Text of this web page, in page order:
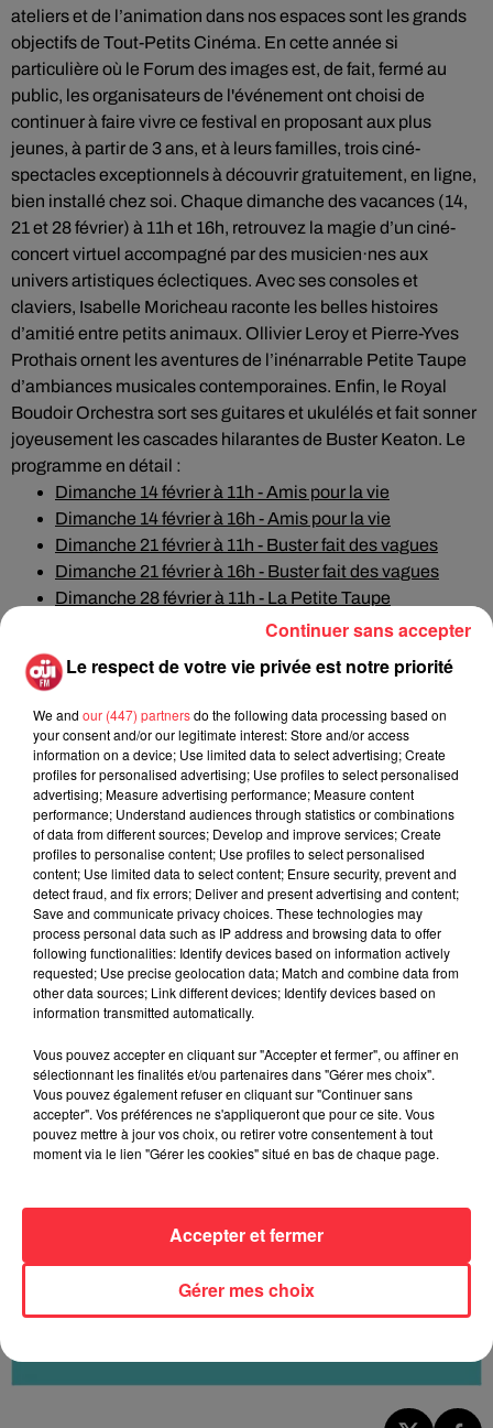
ateliers et de l’animation dans nos espaces sont les grands
objectifs de Tout-Petits Cinéma. En cette année si
particulière où le Forum des images est, de fait, fermé au
public, les organisateurs de l'événement ont choisi de
continuer à faire vivre ce festival en proposant aux plus
jeunes, à partir de 3 ans, et à leurs familles, trois ciné-
spectacles exceptionnels à découvrir gratuitement, en ligne,
bien installé chez soi. Chaque dimanche des vacances (14,
21 et 28 février) à 11h et 16h, retrouvez la magie d’un ciné-
concert virtuel accompagné par des musicien·nes aux
univers artistiques éclectiques. Avec ses consoles et
claviers, Isabelle Moricheau raconte les belles histoires
d’amitié entre petits animaux. Ollivier Leroy et Pierre-Yves
Prothais ornent les aventures de l’inénarrable Petite Taupe
d’ambiances musicales contemporaines. Enfin, le Royal
Boudoir Orchestra sort ses guitares et ukulélés et fait sonner
joyeusement les cascades hilarantes de Buster Keaton. Le
programme en détail :
Dimanche 14 février à 11h - Amis pour la vie
Dimanche 14 février à 16h - Amis pour la vie
Dimanche 21 février à 11h - Buster fait des vagues
Dimanche 21 février à 16h - Buster fait des vagues
Dimanche 28 février à 11h - La Petite Taupe
Dimanche 28 février à 16h - La Petite Taupe
Le respect de votre vie privée est notre priorité
We and our (447) partnersdo the following data processing based on
your consent and/or our legitimate interest: Store and/or access
information on a device; Use limited data to select advertising; Create
profiles for personalised advertising; Use profiles to select personalised
advertising; Measure advertising performance; Measure content
performance; Understand audiences through statistics or combinations
of data from different sources; Develop and improve services; Create
profiles to personalise content; Use profiles to select personalised
content; Use limited data to select content; Ensure security, prevent and
detect fraud, and fix errors; Deliver and present advertising and content;
Save and communicate privacy choices. These technologies may
process personal data such as IP address and browsing data to offer
following functionalities: Identify devices based on information actively
requested; Use precise geolocation data; Match and combine data from
other data sources; Link different devices; Identify devices based on
information transmitted automatically.
Vous pouvez accepter en cliquant sur "Accepter et fermer", ou affiner en
sélectionnant les finalités et/ou partenaires dans "Gérer mes choix".
Vous pouvez également refuser en cliquant sur "Continuer sans
accepter". Vos préférences ne s'appliqueront que pour ce site. Vous
pouvez mettre à jour vos choix, ou retirer votre consentement à tout
moment via le lien "Gérer les cookies" situé en bas de chaque page.
Gérer mes choix
Accepter et fermer
Continuer sans accepter